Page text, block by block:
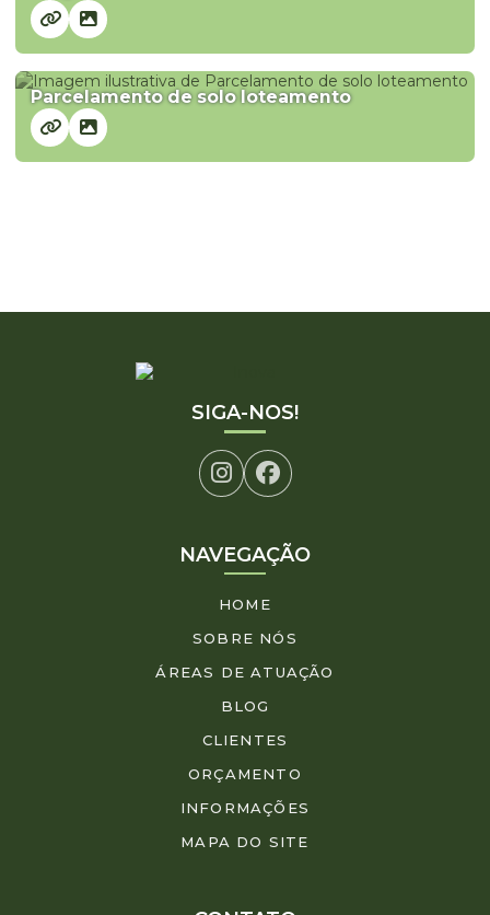
Parcelamento de solo loteamento
SIGA-NOS!
NAVEGAÇÃO
HOME
SOBRE NÓS
ÁREAS DE ATUAÇÃO
BLOG
CLIENTES
ORÇAMENTO
INFORMAÇÕES
MAPA DO SITE